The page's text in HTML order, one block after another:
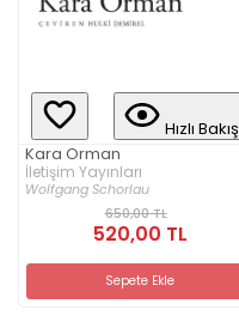
Hızlı Bakış
Kara Orman
İletişim Yayınları
Wolfgang Schorlau
650,00 TL
520,00 TL
Sepete Ekle